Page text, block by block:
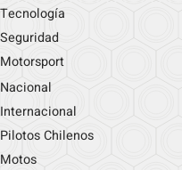
Tecnología
Seguridad
Motorsport
Nacional
Internacional
Pilotos Chilenos
Motos